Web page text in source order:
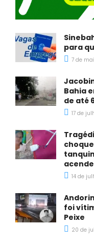
para
7 de
Bahia
de até
17 de
14 de
foi
Peixe
20 de